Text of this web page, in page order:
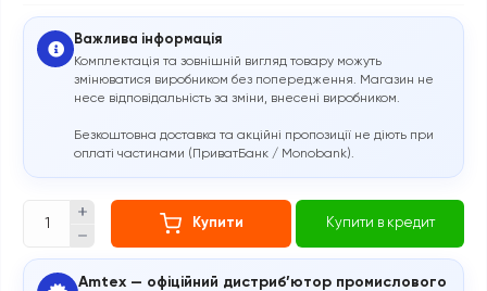
Важлива інформація
Комплектація та зовнішній вигляд товару можуть
змінюватися виробником без попередження. Магазин не
несе відповідальність за зміни, внесені виробником.
Безкоштовна доставка та акційні пропозиції не діють при
оплаті частинами (ПриватБанк / Monobank).
Купити Купити в кредит
Amtex — офіційний дистриб’ютор промислового